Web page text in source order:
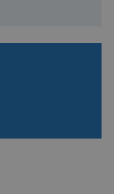
zonder de